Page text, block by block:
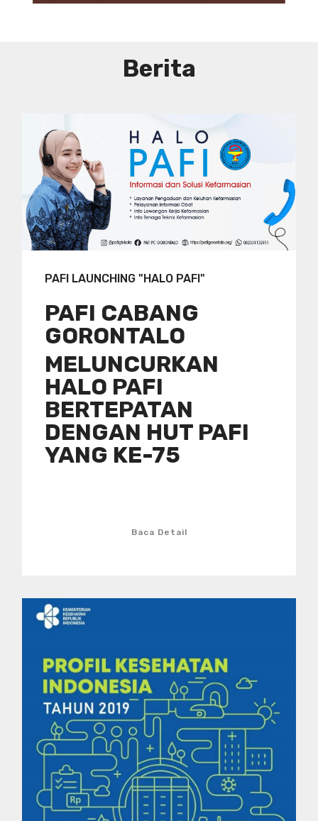
Berita
PAFI LAUNCHING "HALO PAFI"
PAFI CABANG
GORONTALO
MELUNCURKAN
HALO PAFI
BERTEPATAN
DENGAN HUT PAFI
YANG KE-75
Baca Detail